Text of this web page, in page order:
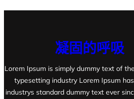
凝固的呼吸
Lorem Ipsum is simply dummy text of
typesetting industry Lorem Ipsum
industrys standard dummy text ever